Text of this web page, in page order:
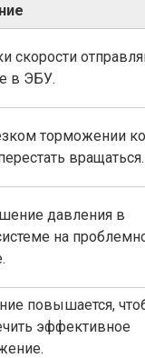
скорости
в ЭБУ.
торможении
вращаться.
давления в
на
повышается,
эффективное